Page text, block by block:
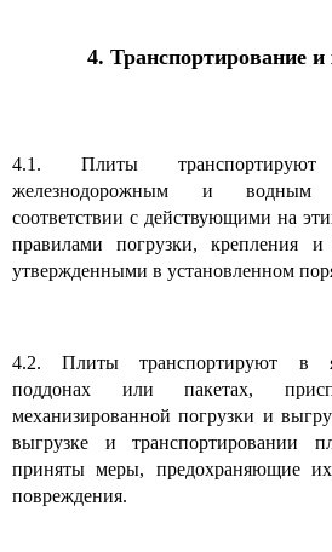
4. Транспортирование и
4.1. Плиты транспортируют
железнодорожным и водным
соответствии с действующими на
правилами погрузки, крепления и
утвержденными в установленном
4.2. Плиты транспортируют в
поддонах или пакетах,
механизированной погрузки и
выгрузке и транспортировании
приняты меры, предохраняющие
повреждения.